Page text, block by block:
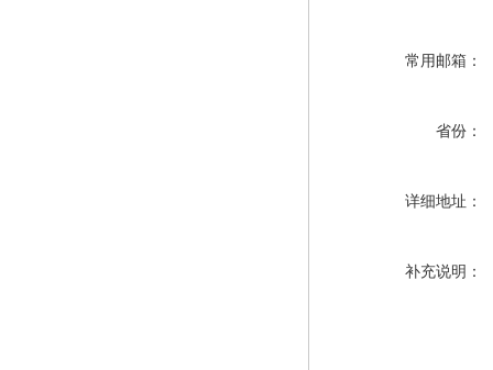
常用邮箱：
省份：
详细地址：
补充说明：